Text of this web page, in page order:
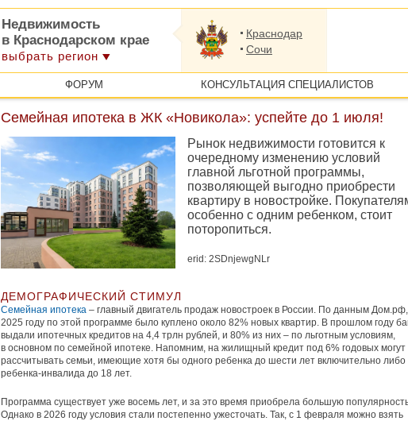
Недвижимость
в Краснодарском крае
выбрать регион
Краснодар
Сочи
ФОРУМ КОНСУЛЬТАЦИЯ СПЕЦИАЛИСТОВ
Семейная ипотека в ЖК «Новикола»: успейте до 1 июля!
Рынок недвижимости готовится к
очередному изменению условий
главной льготной программы,
позволяющей выгодно приобрести
квартиру в новостройке.
особенно с одним ребенком, стоит
поторопиться.
erid: 2SDnjewgNLr
ДЕМОГРАФИЧЕСКИЙ СТИМУЛ
Семейная ипотека – главный двигатель продаж новостроек в России. По данным
2025 году по этой программе было куплено около 82% новых квартир. В прошлом году
выдали ипотечных кредитов на 4,4 трлн рублей, и 80% из них – по льготным условиям,
в основном по семейной ипотеке. Напомним, на жилищный кредит под 6% годовых могут
рассчитывать семьи, имеющие хотя бы одного ребенка до шести лет включительно либо
ребенка-инвалида до 18 лет.
Программа существует уже восемь лет, и за это время приобрела большую
Однако в 2026 году условия стали постепенно ужесточать. Так, с 1 февраля можно взять